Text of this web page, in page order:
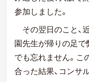
参加しました。
その翌日のこと、
園先生が帰りの足
でも忘れません。こ
合った結果、コンサ